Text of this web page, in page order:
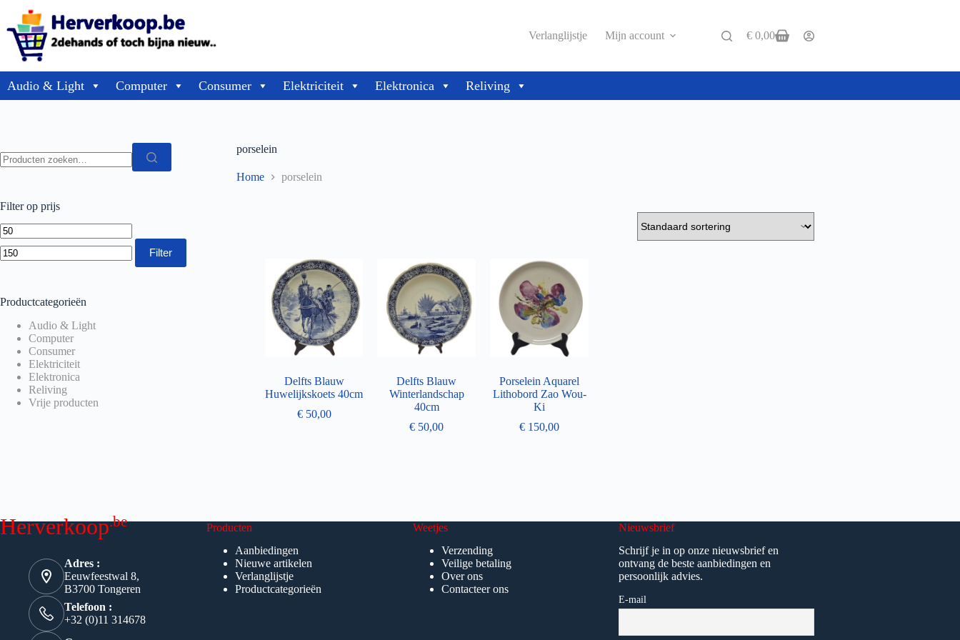
Verlanglijstje Mijn account € 0,00
Audio & Light Computer Consumer Elektriciteit Elektronica Reliving
porselein
Home porselein
Delfts Blauw
Huwelijkskoets 40cm
€50,00
Delfts Blauw
Winterlandschap
40cm
€ 50,00
Porselein Aquarel
Lithobord Zao Wou-
Ki
€ 150,00
Filter op prijs
Filter
Productcategorieën
Audio & Light
Computer
Consumer
Elektriciteit
Elektronica
Reliving
Vrije producten
Herverkoop.be
Adres :
Eeuwfeestwal 8,
B3700 Tongeren
Telefoon :
+32 (0)11 314678
Producten
Aanbiedingen
Nieuwe artikelen
Verlanglijstje
Productcategorieën
Weetjes
Verzending
Veilige betaling
Over ons
Contacteer ons
Nieuwsbrief
Schrijf je in op onze nieuwsbrief en
ontvang de beste aanbiedingen en
persoonlijk advies.
E-mail